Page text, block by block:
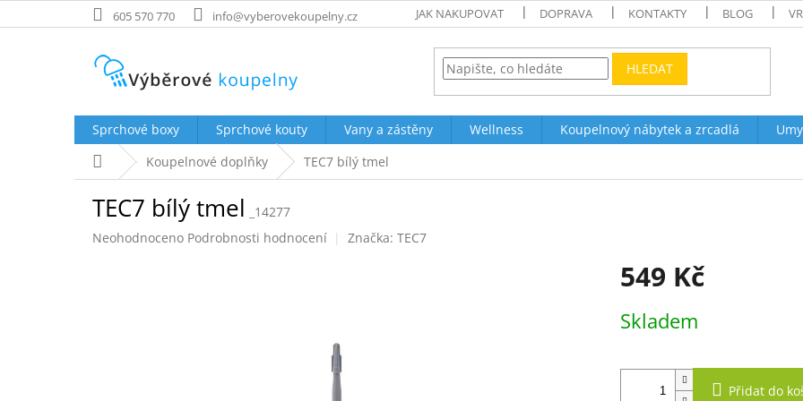
na
605 570 770 info@vyberovekoupelny.cz JAK NAKUPOVAT DOPRAVA KONTAKTY BLOG
HLEDAT
Sprchové boxy Sprchové kouty Vany a zástěny Wellness Koupelnový nábytek a zrcadlá
Domů Koupelnové doplňky TEC7 bílý tmel
TEC7 bílý tmel
_14277
Průměrné
Neohodnoceno Podrobnosti hodnocení Značka: TEC7
549 Kč
cena:
Skladem
Přidat do